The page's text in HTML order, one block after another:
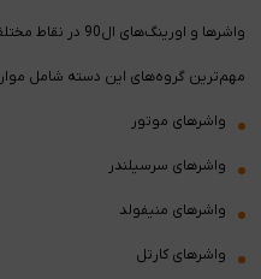
واشرها و اورینگ‌های ال90 در نقاط مختلف خودرو استفاده می‌شوند و هرکدام برای تحمل شرایط مشخصی مانند فشار، حرارت، روغن، سوخت یا مایع خنک‌کننده طراحی شده‌اند.
مهم‌ترین گروه‌های این دسته شامل
واشرهای موتور
واشرهای سرسیلندر
واشرهای منیفولد
واشرهای کارتل